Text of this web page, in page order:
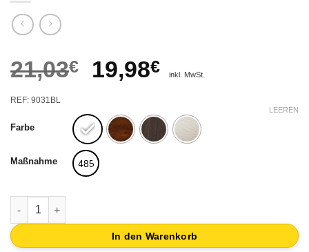
21,03€
Ursprünglicher
war:
21,03€
19,98€Aktueller
ist:
19,98€.
inkl. MwSt.
REF: 9031BL
Farbe
Maßnahme 485
LEEREN
WANDGARDEROBE WAND VINTAGE KNÖPFE HOLZ
In den Warenkorb